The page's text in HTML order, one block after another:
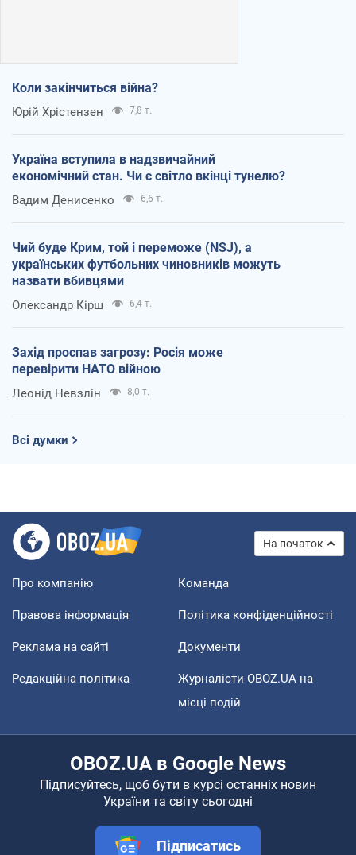
Коли закінчиться війна?
Юрій Хрістензен 7,8 т.
Україна вступила в надзвичайний
економічний стан. Чи є світло вкінці тунелю?
Вадим Денисенко 6,6 т.
Чий буде Крим, той і переможе (NSJ), а
українських футбольних чиновників можуть
назвати вбивцями
Олександр Кірш 6,4 т.
Захід проспав загрозу: Росія може
перевірити НАТО війною
Леонід Невзлін 8,0 т.
Всі думки
На початок
Про компанію Команда
Правова інформація Політика конфіденційності
Реклама на сайті Документи
Редакційна політика
Журналісти OBOZ.UA на
місці подій
OBOZ.UA в Google News
Підписуйтесь, щоб бути в курсі останніх новин
України та світу сьогодні
Підписатись